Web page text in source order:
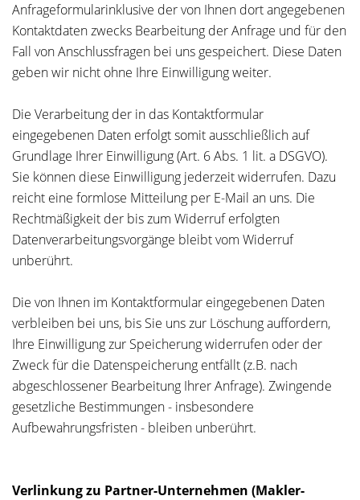
Anfrageformularinklusive der von Ihnen dort angegebenen
Kontaktdaten zwecks Bearbeitung der Anfrage und für den
Fall von Anschlussfragen bei uns gespeichert. Diese Daten
geben wir nicht ohne Ihre Einwilligung weiter.
Die Verarbeitung der in das Kontaktformular
eingegebenen Daten erfolgt somit ausschließlich auf
Grundlage Ihrer Einwilligung (Art. 6 Abs. 1 lit. a DSGVO).
Sie können diese Einwilligung jederzeit widerrufen. Dazu
reicht eine formlose Mitteilung per E-Mail an uns. Die
Rechtmäßigkeit der bis zum Widerruf erfolgten
Datenverarbeitungsvorgänge bleibt vom Widerruf
unberührt.
Die von Ihnen im Kontaktformular eingegebenen Daten
verbleiben bei uns, bis Sie uns zur Löschung auffordern,
Ihre Einwilligung zur Speicherung widerrufen oder der
Zweck für die Datenspeicherung entfällt (z.B. nach
abgeschlossener Bearbeitung Ihrer Anfrage). Zwingende
gesetzliche Bestimmungen - insbesondere
Aufbewahrungsfristen - bleiben unberührt.
Verlinkung zu Partner-Unternehmen (Makler-